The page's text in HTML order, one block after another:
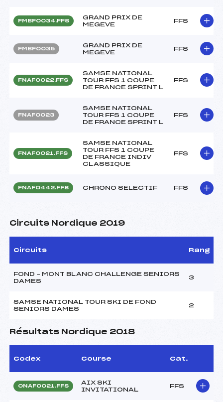
FMBF0034.FFS
GRAND PRIX DE
MEGEVE
FFS
FMBF0035
GRAND PRIX DE
MEGEVE
FFS
FNAF0022.FFS
SAMSE NATIONAL
TOUR FFS 1 COUPE
DE FRANCE SPRINT L
FFS
FNAF0023
SAMSE NATIONAL
TOUR FFS 1 COUPE
DE FRANCE SPRINT L
FFS
FNAF0021.FFS
SAMSE NATIONAL
TOUR FFS 1 COUPE
DE FRANCE INDIV
CLASSIQUE
FFS
FNAF0442.FFS CHRONO SELECTIF FFS
Circuits Nordique 2019
Circuits Rang
FOND – MONT BLANC CHALLENGE SENIORS
DAMES
3
SAMSE NATIONAL TOUR SKI DE FOND
SENIORS DAMES
2
Résultats Nordique 2018
Codex Course Cat.
ONAF0021.FFS
AIX SKI
INVITATIONAL
FFS